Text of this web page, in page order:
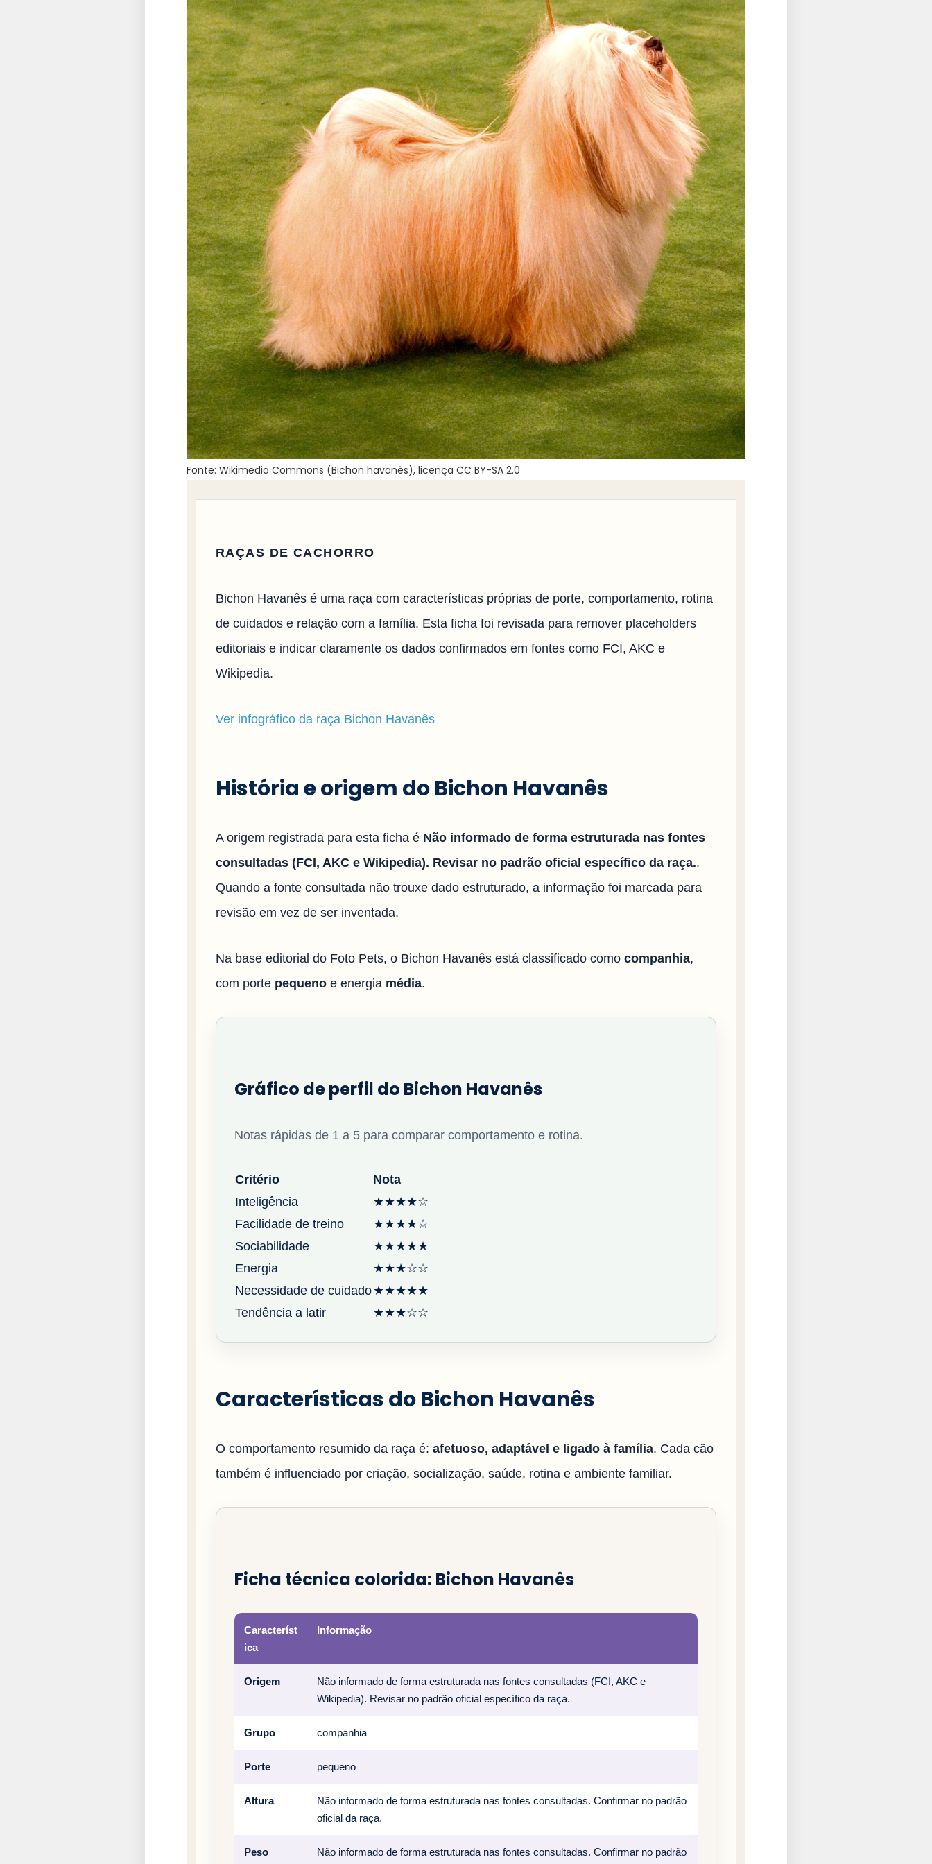
Fonte: Wikimedia Commons (Bichon havanês), licença CC BY-SA 2.0
RAÇAS DE CACHORRO
Bichon Havanês é uma raça com características próprias de porte, comportamento, rotina
de cuidados e relação com a família. Esta ficha foi revisada para remover placeholders
editoriais e indicar claramente os dados confirmados em fontes como FCI, AKC e
Wikipedia.
Ver infográfico da raça Bichon Havanês
História e origem do Bichon Havanês
A origem registrada para esta ficha é Não informado de forma estruturada nas fontes
consultadas (FCI, AKC e Wikipedia). Revisar no padrão oficial específico da raça..
Quando a fonte consultada não trouxe dado estruturado, a informação foi marcada para
revisão em vez de ser inventada.
Na base editorial do Foto Pets, o Bichon Havanês está classificado como companhia,
com porte pequeno e energia média.
Gráfico de perfil do Bichon Havanês
Notas rápidas de 1 a 5 para comparar comportamento e rotina.
Critério
Nota
Inteligência
★★★★☆
Facilidade de treino
★★★★☆
Sociabilidade
★★★★★
Energia
★★★☆☆
Necessidade de cuidado★★★★★
Tendência a latir
★★★☆☆
Características do Bichon Havanês
O comportamento resumido da raça é: afetuoso, adaptável e ligado à família. Cada cão
também é influenciado por criação, socialização, saúde, rotina e ambiente familiar.
Ficha técnica colorida: Bichon Havanês
Característ
ica
Informação
Origem
Não informado de forma estruturada nas fontes consultadas (FCI, AKC e
Wikipedia). Revisar no padrão oficial específico da raça.
Grupo companhia
Porte pequeno
Altura
Não informado de forma estruturada nas fontes consultadas. Confirmar no padrão
oficial da raça.
Peso
Não informado de forma estruturada nas fontes consultadas. Confirmar no padrão